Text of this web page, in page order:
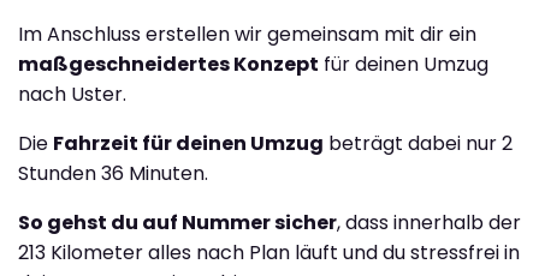
Im Anschluss erstellen wir gemeinsam mit dir ein
maßgeschneidertes Konzept für deinen Umzug
nach Uster.
Die Fahrzeit für deinen Umzug beträgt dabei nur 2
Stunden 36 Minuten.
So gehst du auf Nummer sicher, dass innerhalb der
213 Kilometer alles nach Plan läuft und du stressfrei in